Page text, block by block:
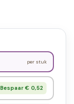
per stuk
Bespaar € 0,52